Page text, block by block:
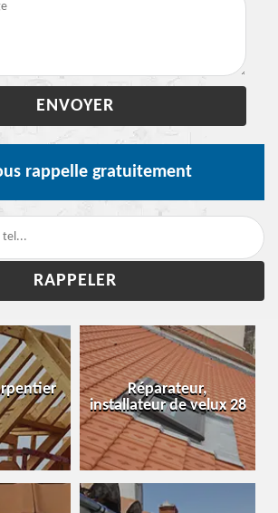
rappelle gratuitement
Réparateur,
installateur de velux 28